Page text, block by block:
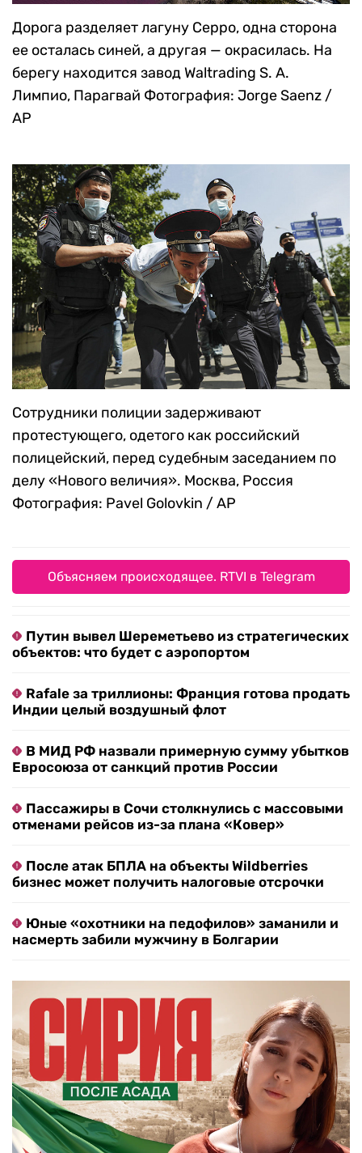
Дорога разделяет лагуну Серро, одна сторона
ее осталась синей, а другая — окрасилась. На
берегу находится завод Waltrading S. A.
Лимпио, Парагвай Фотография: Jorge Saenz /
AP
Сотрудники полиции задерживают
протестующего, одетого как российский
полицейский, перед судебным заседанием по
делу «Нового величия». Москва, Россия
Фотография: Pavel Golovkin / AP
Объясняем происходящее. RTVI в Telegram
Путин вывел Шереметьево из стратегических
объектов: что будет с аэропортом
Rafale за триллионы: Франция готова продать
Индии целый воздушный флот
В МИД РФ назвали примерную сумму убытков
Евросоюза от санкций против России
Пассажиры в Сочи столкнулись с массовыми
отменами рейсов из-за плана «Ковер»
После атак БПЛА на объекты Wildberries
бизнес может получить налоговые отсрочки
Юные «охотники на педофилов» заманили и
насмерть забили мужчину в Болгарии